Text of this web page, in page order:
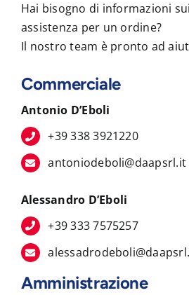
Hai bisogno di informazioni
assistenza per un ordine?
Il nostro team è pronto ad
Commerciale
Antonio D’Eboli
+39 338 3921220
antoniodeboli@daapsrl.it
Alessandro D’Eboli
+39 333 7575257
Amministrazione